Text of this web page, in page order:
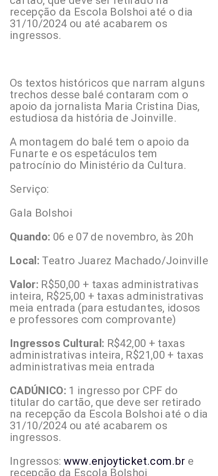
recepção da Escola Bolshoi até o dia
31/10/2024 ou até acabarem os
ingressos.
Os textos históricos que narram alguns
trechos desse balé contaram com o
apoio da jornalista Maria Cristina Dias,
estudiosa da história de Joinville.
A montagem do balé tem o apoio da
Funarte e os espetáculos tem
patrocínio do Ministério da Cultura.
Serviço:
Gala Bolshoi
Quando: 06 e 07 de novembro, às 20h
Local: Teatro Juarez Machado/Joinville
Valor: R$50,00 + taxas administrativas
inteira, R$25,00 + taxas administrativas
meia entrada (para estudantes, idosos
e professores com comprovante)
Ingressos Cultural: R$42,00 + taxas
administrativas inteira, R$21,00 + taxas
administrativas meia entrada
CADÚNICO: 1 ingresso por CPF do
titular do cartão, que deve ser retirado
na recepção da Escola Bolshoi até o dia
31/10/2024 ou até acabarem os
ingressos.
Ingressos: www.enjoyticket.com.br e
recepção da Escola Bolshoi